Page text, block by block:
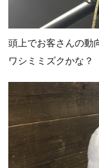
頭上でお客さんの動
ワシミミズクかな？